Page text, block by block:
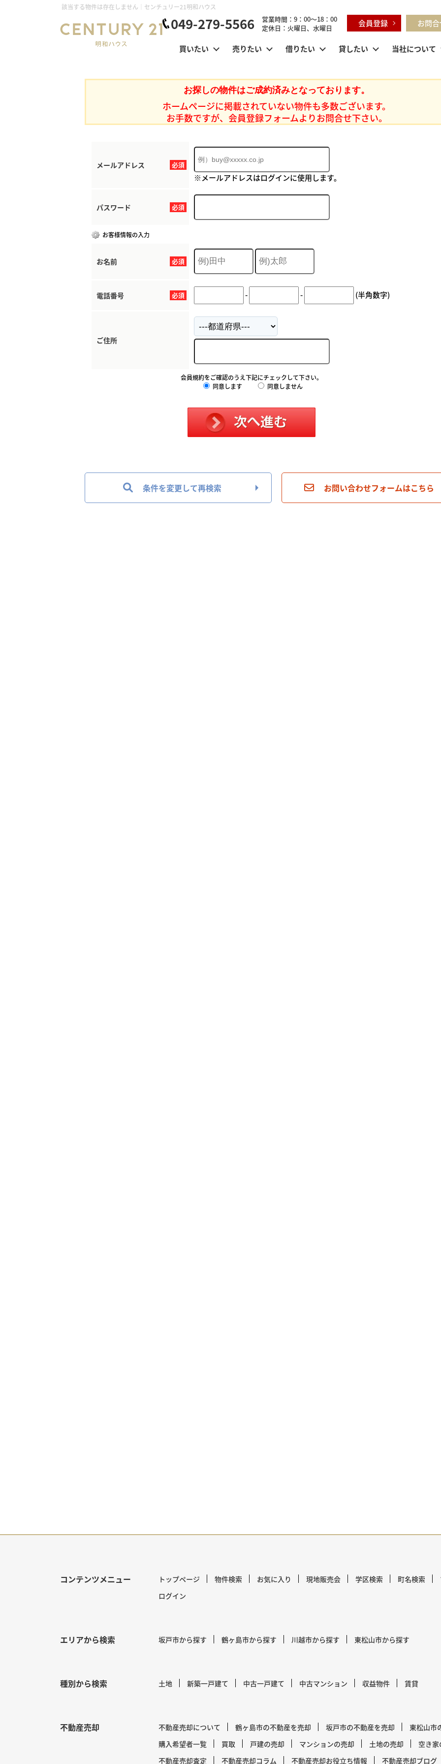
該当する物件は存在しません｜センチュリー21明和ハウス
049-279-5566
営業時間：9：00～18：00
定休日：火曜日、水曜日
会員登録 お問
買いたい 売りたい 借りたい 貸したい 当社について
お探しの物件はご成約済みとなっております。
ホームページに掲載されていない物件も多数ございます。
お手数ですが、会員登録フォームよりお問合せ下さい。
必須
メールアドレス
※メールアドレスはログインに使用します。
必須
パスワード
お客様情報の入力
必須
お名前
必須
電話番号 - - (半角数字)
ご住所
会員規約をご確認のうえ下記にチェックして下さい。
同意します
同意しません
条件を変更して再検索 お問い合わせフォームはこちら
コンテンツメニュー トップページ 物件検索 お気に入り 現地販売会 学区検索 町名検索
ログイン
エリアから検索 坂戸市から探す 鶴ヶ島市から探す 川越市から探す 東松山市から探す
種別から検索 土地 新築一戸建て 中古一戸建て 中古マンション 収益物件 賃貸
不動産売却 不動産売却について 鶴ヶ島市の不動産を売却 坂戸市の不動産を売却
東松山市
購入希望者一覧
買取 戸建の売却 マンションの売却 土地の売却
空き
不動産売却査定
不動産売却コラム 不動産売却お役立ち情報 不動産売却ブログ